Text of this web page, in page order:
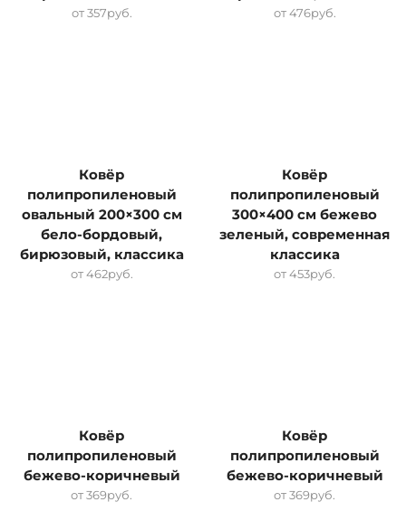
от357руб. от476руб.
Ковёр
полипропиленовый
овальный 200×300 см
бело-бордовый,
бирюзовый, классика
от462руб.
Ковёр
полипропиленовый
300×400 см бежево
зеленый, современная
классика
от453руб.
Ковёр
полипропиленовый
бежево-коричневый
от369руб.
Ковёр
полипропиленовый
бежево-коричневый
от369руб.